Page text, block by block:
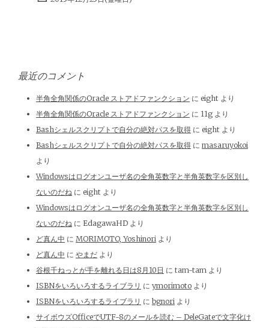
最近のコメント
半角全角関係のOracle ストアドファンクション に eight より
半角全角関係のOracle ストアドファンクション に 11g より
Bashシェルスクリプトで自分の絶対パスを取得 に eight より
Bashシェルスクリプトで自分の絶対パスを取得 に masaruyokoi
より
Windowsはログオンユーザ名の全角英数字と半角英数字を区別し
ないのだね に eight より
Windowsはログオンユーザ名の全角英数字と半角英数字を区別し
ないのだね に EdagawaHD より
ど真ん中 に MORIMOTO, Yoshinori より
ど真ん中 に やまだ より
谷根千ねっとが手を離れる日は8月10日 に tam-tam より
ISBNをいろいろするライブラリ に ymorimoto より
ISBNをいろいろするライブラリ に bgnori より
サイボウズOfficeでUTF-8のメールを読む – DeleGateで文字化け